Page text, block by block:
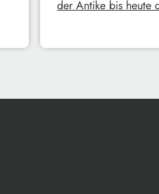
der Antike bis heute